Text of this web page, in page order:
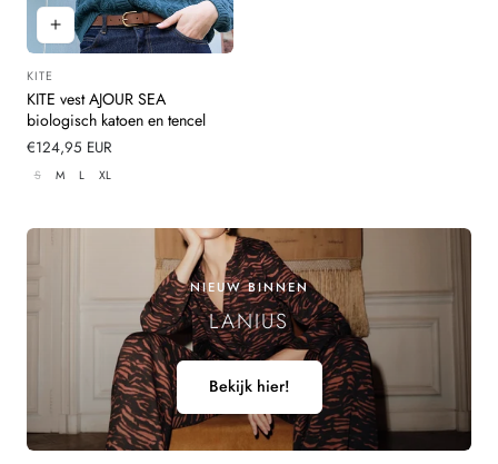
Leverancier:
KITE
KITE vest AJOUR SEA
biologisch katoen en tencel
Normale
prijs
€124,95 EUR
S M L XL
NIEUW BINNEN
LANIUS
Bekijk hier!